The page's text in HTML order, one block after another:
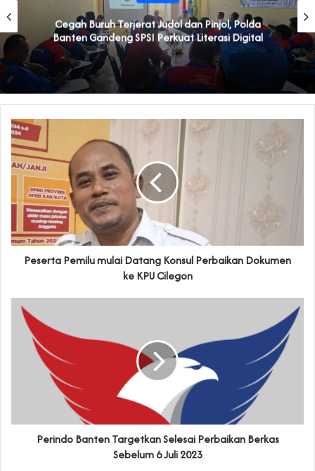
Cegah Buruh Terjerat Judol dan Pinjol, Polda
Banten Gandeng SPSI Perkuat Literasi Digital
Peserta Pemilu mulai Datang Konsul Perbaikan Dokumen
ke KPU Cilegon
Perindo Banten Targetkan Selesai Perbaikan Berkas
Sebelum 6 Juli 2023